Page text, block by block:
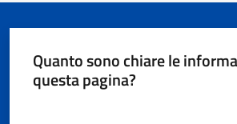
Quanto sono chiare le
questa pagina?